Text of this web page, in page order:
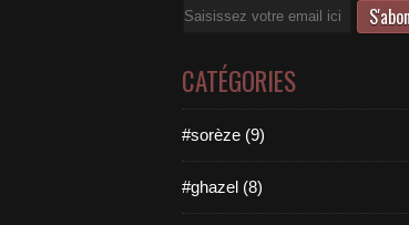
Email
CATÉGORIES
#sorèze (9)
#ghazel (8)